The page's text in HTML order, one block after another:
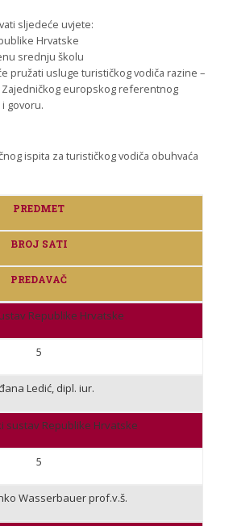
sljedeće uvjete:
Hrvatske
srednju školu
pružati usluge turističkog vodiča razine –
Zajedničkog europskog referentnog
govoru.
ispita za turističkog vodiča obuhvaća
PREDMET
BROJ SATI
PREDAVAČ
Republike Hrvatske
5
Ledić, dipl. iur.
sustav Republike Hrvatske
5
Wasserbauer prof.v.š.